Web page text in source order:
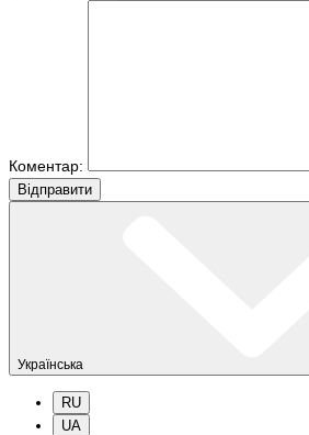
Коментар:
Вiдправити
Українська
RU
UA